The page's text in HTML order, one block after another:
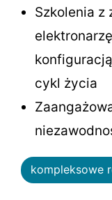
Szkolenia z
cykl życia
kompleksowe